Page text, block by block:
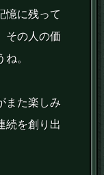
憶に残って
その人の価
。
また楽しみ
続を創り出